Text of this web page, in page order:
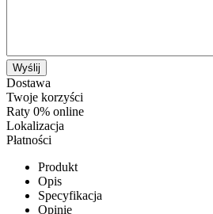
Wyślij
Dostawa
Twoje korzyści
Raty 0% online
Lokalizacja
Płatności
Produkt
Opis
Specyfikacja
Opinie